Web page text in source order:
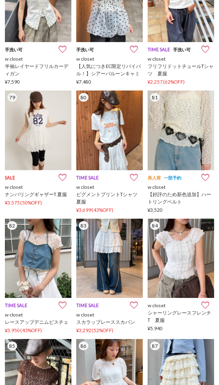
手洗い可
w closet
半袖レイヤードフリルカーデ
ィガン
¥7,590
手洗い可
w closet
【人気につきEC限定リバイバ
ル！】シアーバルーンキャミ
¥7,480
TIME SALE 手洗い可
w closet
フリフリドットチュールTシャ
ツ 夏服
¥2,257(62%OFF)
79
SALE
w closet
ナンバリングギャザーT 夏服
¥3,575(50%OFF)
80
TIME SALE
w closet
ピグメントプリントTシャツ
夏服
¥3,699(43%OFF)
81
再入荷 一部予約
w closet
【好評のため新色追加】ハー
トリングベルト
¥3,520
82
TIME SALE
w closet
レースアップデニムビスチェ
¥3,950(43%OFF)
83
TIME SALE
w closet
スカラップレーススカパン
¥3,292(52%OFF)
84
w closet
シャーリングレースフレンチ
T 夏服
¥5,940
85 86 87